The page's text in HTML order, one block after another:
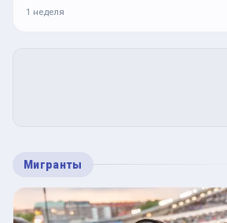
1 неделя
Мигранты